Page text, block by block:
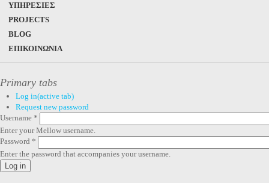
ΥΠΗΡΕΣΙΕΣ
PROJECTS
BLOG
ΕΠΙΚΟΙΝΩΝΙΑ
Primary tabs
Log in(active tab)
Request new password
Username *
Enter your Mellow username.
Password *
Enter the password that accompanies your username.